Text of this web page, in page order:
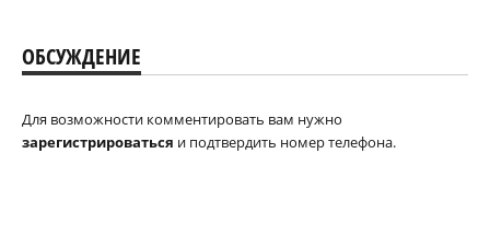
ОБСУЖДЕНИЕ
Для возможности комментировать вам нужно
зарегистрироваться и подтвердить номер телефона.